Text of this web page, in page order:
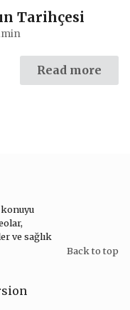
Tarihçesi
Read more
ve sağlık
Back to top